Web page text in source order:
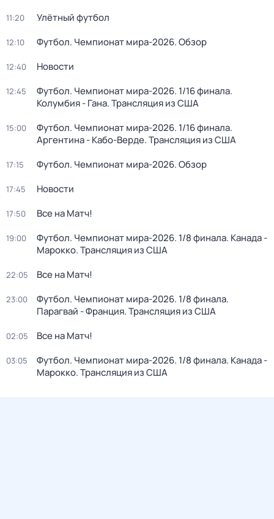
11:20 Улётный футбол
12:10 Футбол. Чемпионат мира-2026. Обзор
12:40 Новости
12:45
Футбол. Чемпионат мира-2026. 1/16 финала.
Колумбия - Гана. Трансляция из США
15:00
Футбол. Чемпионат мира-2026. 1/16 финала.
Аргентина - Кабо-Верде. Трансляция из США
17:15 Футбол. Чемпионат мира-2026. Обзор
17:45 Новости
17:50 Все на Матч!
19:00
Футбол. Чемпионат мира-2026. 1/8 финала. Канада -
Марокко. Трансляция из США
22:05 Все на Матч!
23:00
Футбол. Чемпионат мира-2026. 1/8 финала.
Парагвай - Франция. Трансляция из США
02:05 Все на Матч!
03:05
Футбол. Чемпионат мира-2026. 1/8 финала. Канада -
Марокко. Трансляция из США